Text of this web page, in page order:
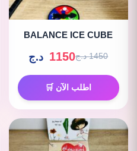
BALANCE ICE CUBE
1450 د.ج 1150 د.ج
اطلب الآن 🛒